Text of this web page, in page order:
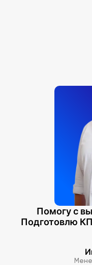
является публичной
Помогу с
Подготовлю